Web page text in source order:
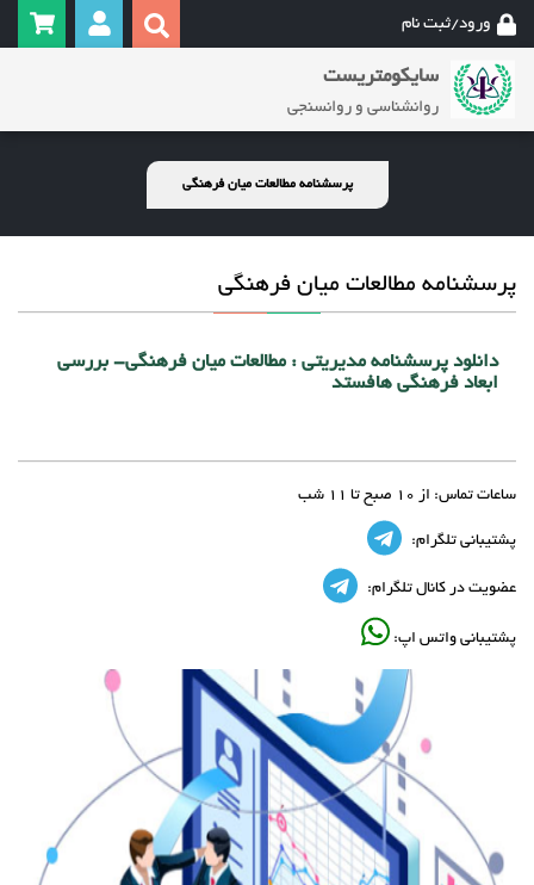
ورود/ثبت نام
سایکومتریست
روانشناسی و روانسنجی
پرسشنامه مطالعات میان فرهنگی
پرسشنامه مطالعات میان فرهنگی
دانلود پرسشنامه مدیریتی : مطالعات میان فرهنگی- بررسی
ابعاد فرهنگی هافستد
ساعات تماس: از 10 صبح تا 11 شب
پشتیبانی تلگرام:
عضویت در کانال تلگرام:
پشتیبانی واتس اپ: